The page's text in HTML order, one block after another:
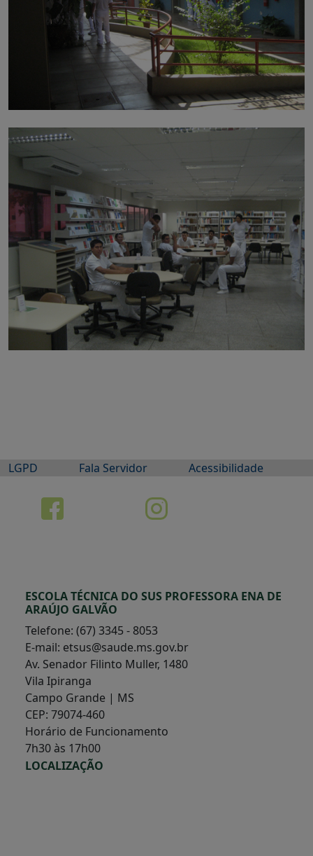
LGPD Fala Servidor Acessibilidade
ESCOLA TÉCNICA DO SUS PROFESSORA ENA DE
ARAÚJO GALVÃO
Telefone: (67) 3345 - 8053
E-mail: etsus@saude.ms.gov.br
Av. Senador Filinto Muller, 1480
Vila Ipiranga
Campo Grande | MS
CEP: 79074-460
Horário de Funcionamento
7h30 às 17h00
LOCALIZAÇÃO